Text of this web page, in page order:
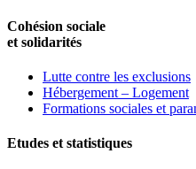
Cohésion sociale
et solidarités
Lutte contre les exclusions
Hébergement – Logement
Formations sociales et
Etudes et statistiques